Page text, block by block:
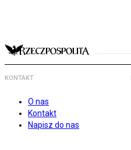
KONTAKT
O nas
Kontakt
Napisz do nas